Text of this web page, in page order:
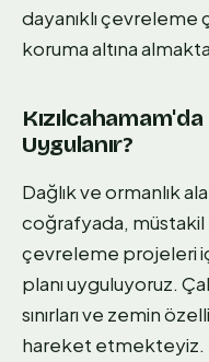
dayanıklı çevreleme
koruma altına
Uygulanır?
Dağlık ve ormanlık
coğrafyada,
çevreleme projeleri
planı uyguluyoruz.
sınırları ve zemin
hareket etmekteyiz.